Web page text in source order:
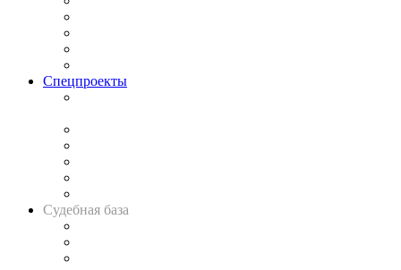
Спецпроекты
Судебная база